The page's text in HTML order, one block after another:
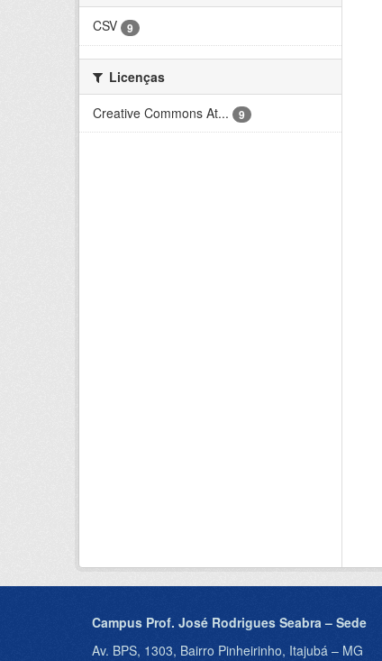
CSV
9
Licenças
Creative Commons At...
9
Campus Prof. José Rodrigues Seabra – Sede
Av. BPS, 1303, Bairro Pinheirinho, Itajubá – MG